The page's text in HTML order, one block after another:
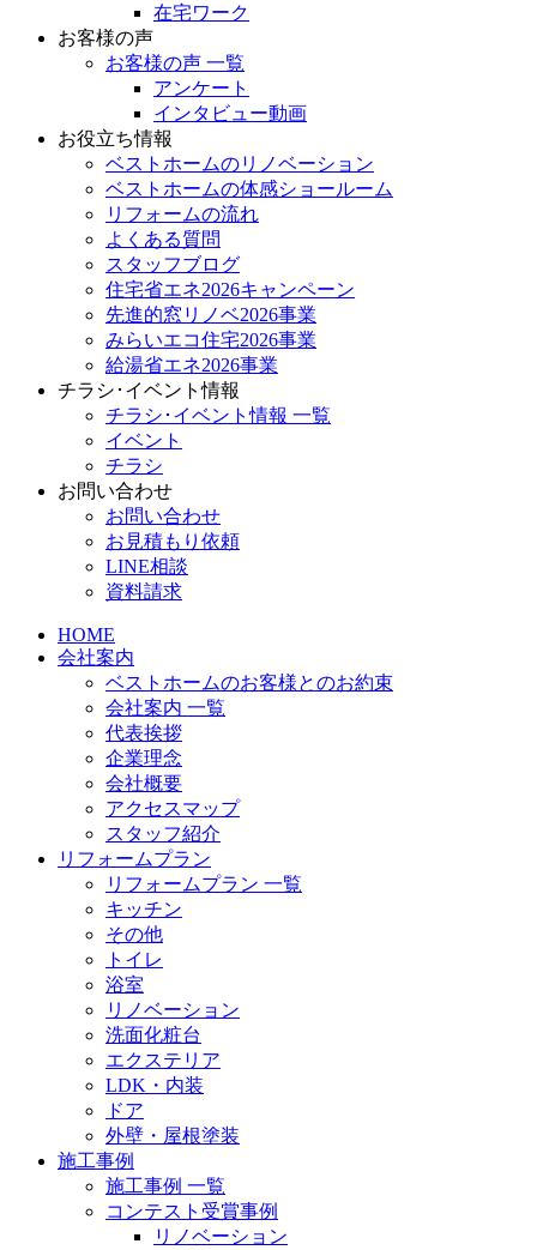
在宅ワーク
お客様の声
お客様の声 一覧
アンケート
インタビュー動画
お役立ち情報
ベストホームのリノベーション
ベストホームの体感ショールーム
リフォームの流れ
よくある質問
スタッフブログ
住宅省エネ2026キャンペーン
先進的窓リノベ2026事業
みらいエコ住宅2026事業
給湯省エネ2026事業
チラシ･イベント情報
チラシ･イベント情報 一覧
イベント
チラシ
お問い合わせ
お問い合わせ
お見積もり依頼
LINE相談
資料請求
HOME
会社案内
ベストホームのお客様とのお約束
会社案内 一覧
代表挨拶
企業理念
会社概要
アクセスマップ
スタッフ紹介
リフォームプラン
リフォームプラン 一覧
キッチン
その他
トイレ
浴室
リノベーション
洗面化粧台
エクステリア
LDK・内装
ドア
外壁・屋根塗装
施工事例
施工事例 一覧
コンテスト受賞事例
リノベーション